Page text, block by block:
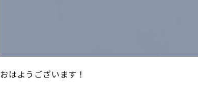
おはようございます！